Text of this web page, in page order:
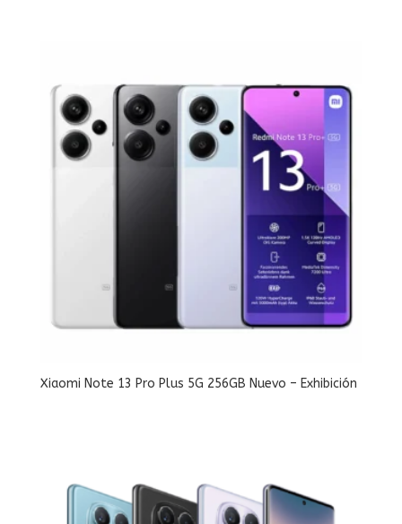
Xiaomi Note 13 Pro Plus 5G 256GB Nuevo – Exhibición